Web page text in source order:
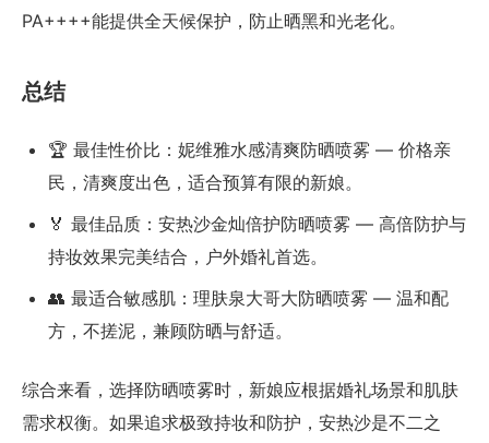
PA++++能提供全天候保护，防止晒黑和光老化。
总结
🏆 最佳性价比：妮维雅水感清爽防晒喷雾 — 价格亲
民，清爽度出色，适合预算有限的新娘。
🏅 最佳品质：安热沙金灿倍护防晒喷雾 — 高倍防护与
持妆效果完美结合，户外婚礼首选。
👥 最适合敏感肌：理肤泉大哥大防晒喷雾 — 温和配
方，不搓泥，兼顾防晒与舒适。
综合来看，选择防晒喷雾时，新娘应根据婚礼场景和肌肤
需求权衡。如果追求极致持妆和防护，安热沙是不二之